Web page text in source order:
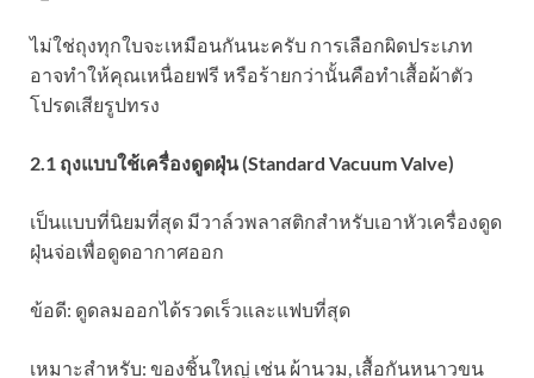
ไม่ใช่ถุงทุกใบจะเหมือนกันนะครับ การเลือกผิดประเภท
อาจทำให้คุณเหนื่อยฟรี หรือร้ายกว่านั้นคือทำเสื้อผ้าตัว
โปรดเสียรูปทรง
2.1 ถุงแบบใช้เครื่องดูดฝุ่น (Standard Vacuum Valve)
เป็นแบบที่นิยมที่สุด มีวาล์วพลาสติกสำหรับเอาหัวเครื่องดูด
ฝุ่นจ่อเพื่อดูดอากาศออก
ข้อดี: ดูดลมออกได้รวดเร็วและแฟบที่สุด
เหมาะสำหรับ: ของชิ้นใหญ่ เช่น ผ้านวม, เสื้อกันหนาวขน